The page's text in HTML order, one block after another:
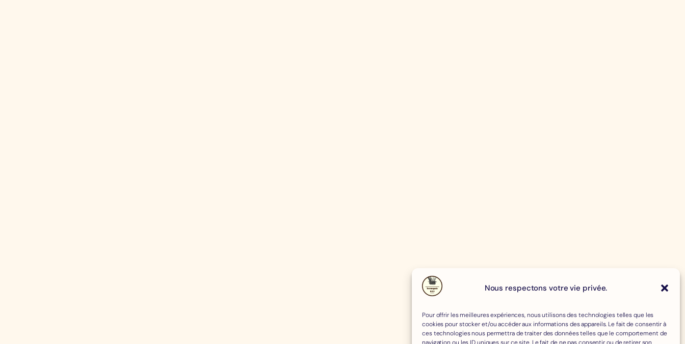
Nous respectons votre vie privée.
Pour offrir les meilleures expériences, nous utilisons des technologies telles que les
cookies pour stocker et/ou accéder aux informations des appareils. Le fait de consentir à
ces technologies nous permettra de traiter des données telles que le comportement de